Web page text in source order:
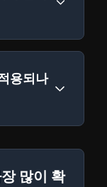
용되나
많이 확